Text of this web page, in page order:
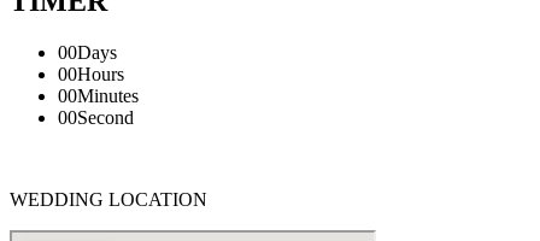
00Days
00Hours
00Minutes
00Second
WEDDING LOCATION